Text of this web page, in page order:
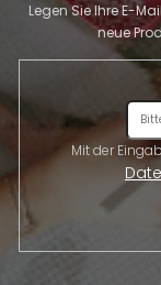
Legen Sie Ihre E-
neue